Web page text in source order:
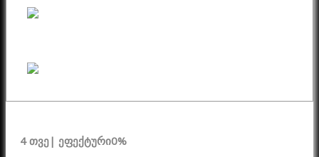
4 თვე| ეფექტური0%